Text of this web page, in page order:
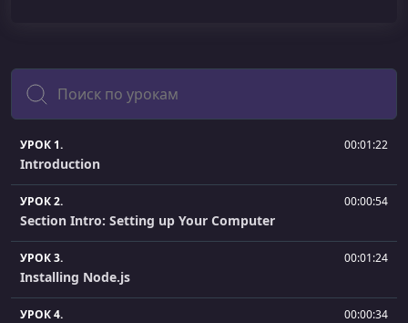
Поиск
УРОК 1. 00:01:22
Introduction
УРОК 2. 00:00:54
Section Intro: Setting up Your Computer
УРОК 3. 00:01:24
Installing Node.js
УРОК 4. 00:00:34